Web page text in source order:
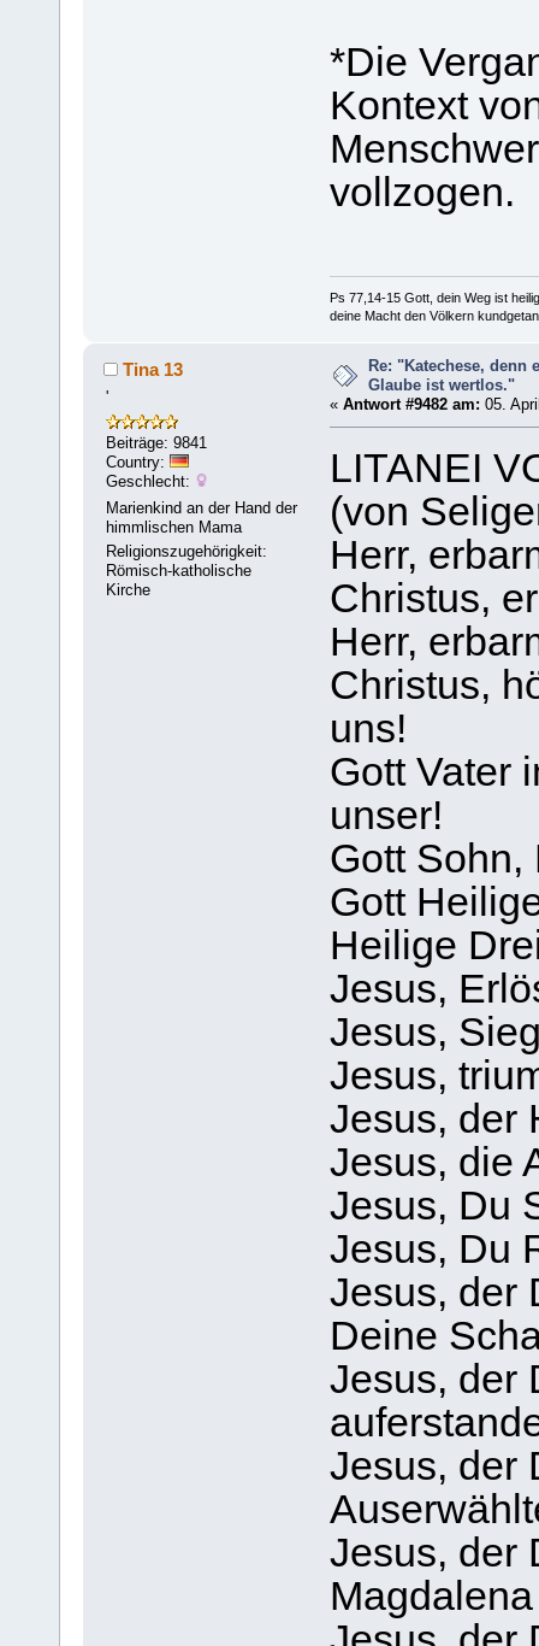
*Die
Kontext
vollzogen.
Ps 77,14-15 Gott, dein Weg ist
deine Macht den Völkern
Tina 13
'
Beiträge: 9841
Country:
Geschlecht:
Marienkind an der Hand der
himmlischen Mama
Religionszugehörigkeit:
Römisch-katholische
Kirche
Re: "Katechese, denn
Glaube ist wertlos."
« Antwort #9482 am: 05.
LITANEI
(von
Herr,
Christus,
Herr,
Christus,
uns!
Gott Vater
unser!
Gott Sohn,
Gott
Heilige
Jesus,
Jesus,
Jesus,
Jesus, der
Jesus, die
Jesus, Du
Jesus, Du
Jesus, der
Deine
Jesus, der
Jesus, der
Jesus, der